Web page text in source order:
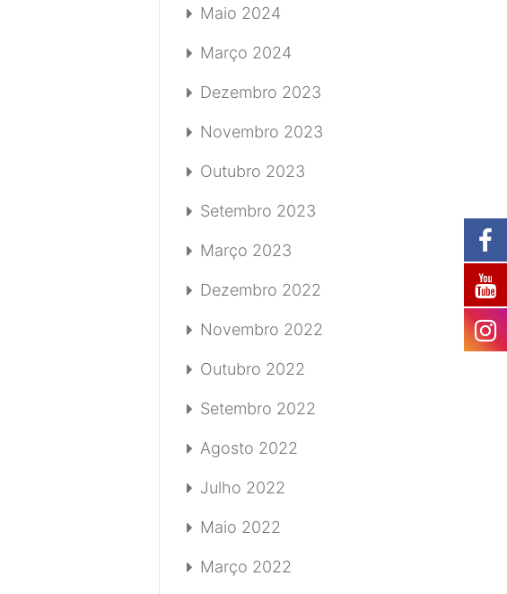
Maio 2024
Março 2024
Dezembro 2023
Novembro 2023
Outubro 2023
Setembro 2023
Março 2023
Dezembro 2022
Novembro 2022
Outubro 2022
Setembro 2022
Agosto 2022
Julho 2022
Maio 2022
Março 2022